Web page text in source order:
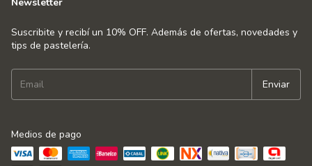
Suscribite y recibí un 10% OFF. Además de ofertas, novedades y
tips de pastelería.
Medios de pago